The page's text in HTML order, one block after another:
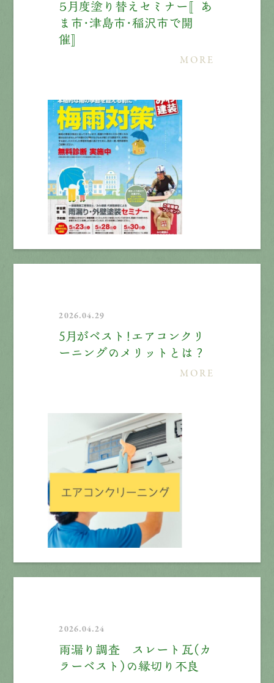
５月度塗り替えセミナー〚あ
ま市・津島市・稲沢市で開
催〛
MORE
2026.04.29
5月がベスト！エアコンクリ
ーニングのメリットとは？
MORE
2026.04.24
雨漏り調査 スレート瓦（カ
ラーベスト）の縁切り不良